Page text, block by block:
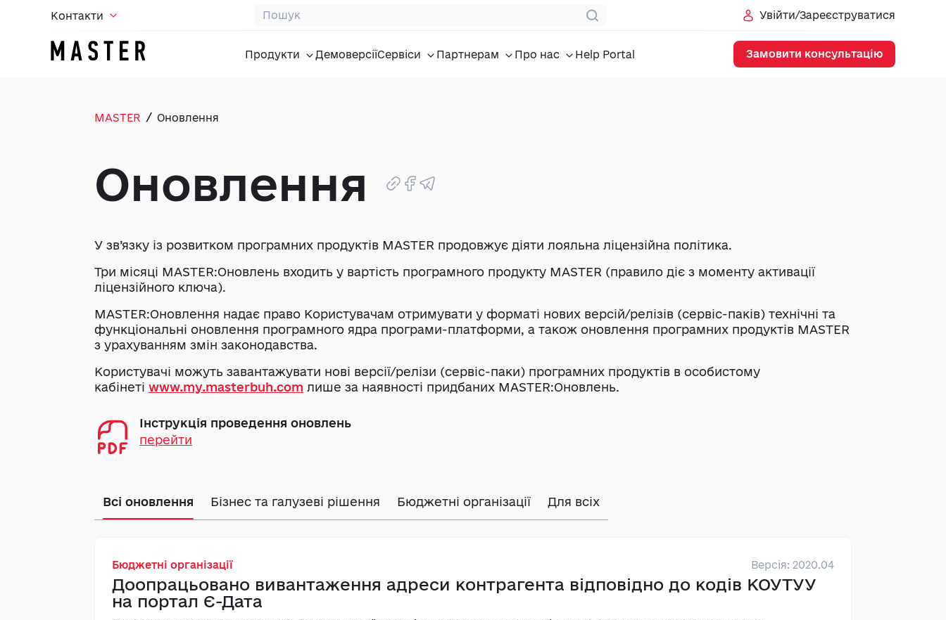
Контакти Увійти/Зареєструватися
Продукти ДемоверсіїСервіси Партнерам Про нас Help Portal Замовити консультацію
MASTER / Оновлення
Оновлення
У зв’язку із розвитком програмних продуктів MASTER продовжує діяти лояльна ліцензійна політика.
Три місяці MASTER:Оновлень входить у вартість програмного продукту MASTER (правило діє з моменту активації
ліцензійного ключа).
MASTER:Оновлення надає право Користувачам отримувати у форматі нових версій/релізів (сервіс-паків) технічні та
функціональні оновлення програмного ядра програми-платформи, а також оновлення програмних продуктів MASTER
з урахуванням змін законодавства.
Користувачі можуть завантажувати нові версії/релізи (сервіс-паки) програмних продуктів в особистому
кабінеті www.my.masterbuh.com лише за наявності придбаних MASTER:Оновлень.
Інструкція проведення оновлень
перейти
Всі оновлення Бізнес та галузеві рішення Бюджетні організації Для всіх
Бюджетні організації Версія: 2020.04
Доопрацьовано вивантаження адреси контрагента відповідно до кодів КОУТУУ
на портал Є-Дата